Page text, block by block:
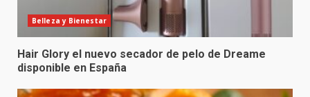
Belleza y Bienestar
Hair Glory el nuevo secador de pelo de Dreame
disponible en España